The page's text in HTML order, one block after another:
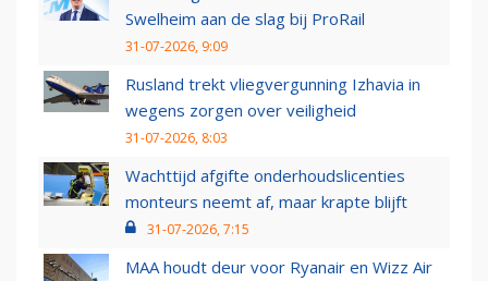
Swelheim aan de slag bij ProRail
31-07-2026, 9:09
Rusland trekt vliegvergunning Izhavia in
wegens zorgen over veiligheid
31-07-2026, 8:03
Wachttijd afgifte onderhoudslicenties
monteurs neemt af, maar krapte blijft
31-07-2026, 7:15
MAA houdt deur voor Ryanair en Wizz Air